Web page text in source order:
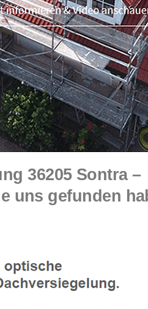
36205 Sontra –
uns gefunden